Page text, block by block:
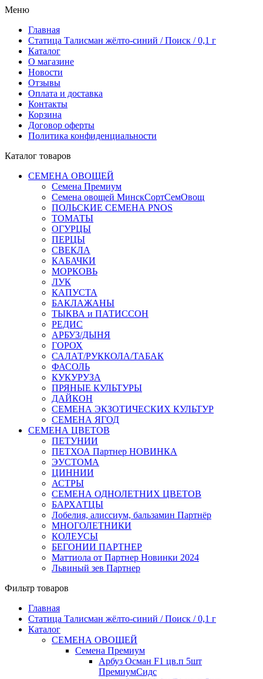
Меню
Главная
Статица Талисман жёлто-синий / Поиск / 0,1 г
Каталог
О магазине
Новости
Отзывы
Оплата и доставка
Контакты
Корзина
Договор оферты
Политика конфиденциальности
Каталог товаров
СЕМЕНА ОВОЩЕЙ
Семена Премиум
Семена овощей МинскСортСемОвощ
ПОЛЬСКИЕ СЕМЕНА PNOS
ТОМАТЫ
ОГУРЦЫ
ПЕРЦЫ
СВЕКЛА
КАБАЧКИ
МОРКОВЬ
ЛУК
КАПУСТА
БАКЛАЖАНЫ
ТЫКВА и ПАТИССОН
РЕДИС
АРБУЗ/ДЫНЯ
ГОРОХ
САЛАТ/РУККОЛА/ТАБАК
ФАСОЛЬ
КУКУРУЗА
ПРЯНЫЕ КУЛЬТУРЫ
ДАЙКОН
СЕМЕНА ЭКЗОТИЧЕСКИХ КУЛЬТУР
СЕМЕНА ЯГОД
СЕМЕНА ЦВЕТОВ
ПЕТУНИИ
ПЕТХОА Партнер НОВИНКА
ЭУСТОМА
ЦИННИИ
АСТРЫ
СЕМЕНА ОДНОЛЕТНИХ ЦВЕТОВ
БАРХАТЦЫ
Лобелия, алиссиум, бальзамин Партнёр
МНОГОЛЕТНИКИ
КОЛЕУСЫ
БЕГОНИИ ПАРТНЕР
Маттиола от Партнер Новинки 2024
Львиный зев Партнер
Фильтр товаров
Главная
Статица Талисман жёлто-синий / Поиск / 0,1 г
Каталог
СЕМЕНА ОВОЩЕЙ
Семена Премиум
Арбуз Осман F1 цв.п 5шт
ПремиумСидс